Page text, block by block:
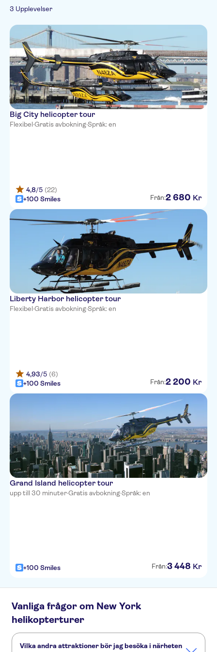
3 Upplevelser
Big City helicopter tour
Flexibel·Gratis avbokning·Språk: en
4,8/5 (22)
+100 Smiles
Från:2 680 Kr
Liberty Harbor helicopter tour
Flexibel·Gratis avbokning·Språk: en
4,93/5 (6)
+100 Smiles
Från:2 200 Kr
Grand Island helicopter tour
upp till 30 minuter·Gratis avbokning·Språk: en
+100 Smiles Från:3 448 Kr
Vanliga frågor om New York
helikopterturer
Vilka andra attraktioner bör jag besöka i närheten